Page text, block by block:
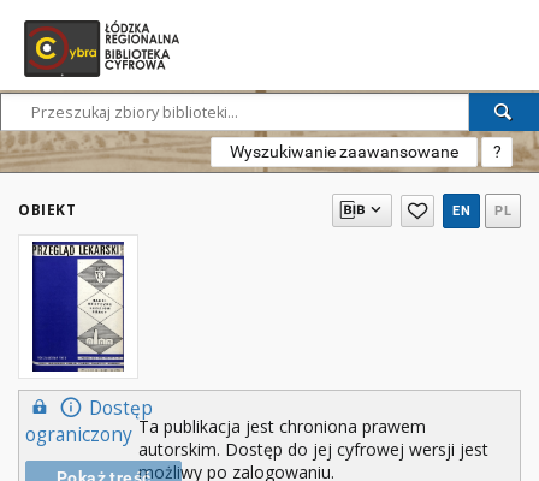
Wyszukiwanie zaawansowane ?
OBIEKT EN PL
Dostęp
ograniczony Ta publikacja jest chroniona prawem
autorskim. Dostęp do jej cyfrowej wersji jest
możliwy po zalogowaniu.